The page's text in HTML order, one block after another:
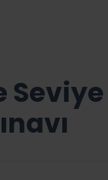
Seviye